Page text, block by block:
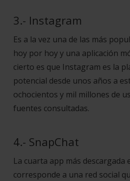
3.- Instagram
Es a la vez una de las más
hoy por hoy y una aplicación
cierto es que Instagram es la
potencial desde unos años a
ochocientos y mil millones de
fuentes consultadas.
4.- SnapChat
La cuarta app más descargada
corresponde a una red social